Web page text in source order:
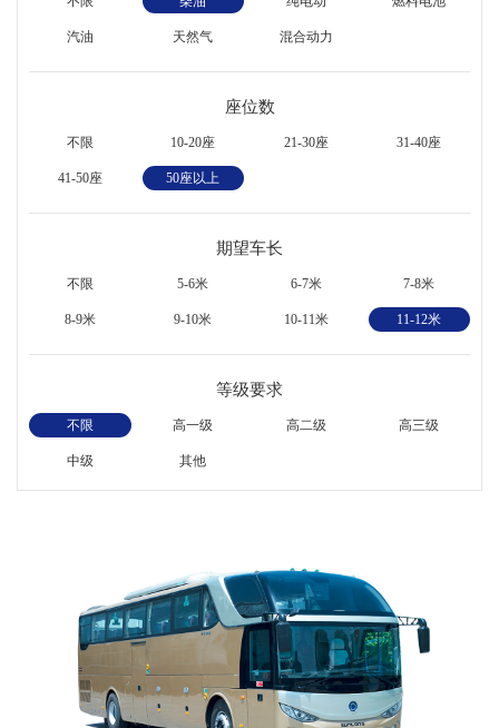
汽油 天然气 混合动力
座位数
不限 10-20座 21-30座 31-40座
41-50座 50座以上
期望车长
不限 5-6米 6-7米 7-8米
8-9米 9-10米 10-11米 11-12米
等级要求
不限 高一级 高二级 高三级
中级 其他